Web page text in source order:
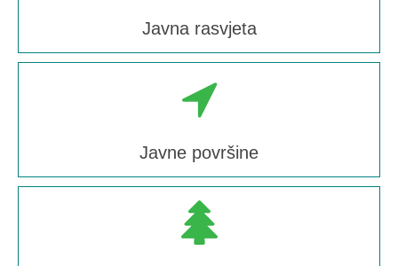
Javna rasvjeta
Javne površine